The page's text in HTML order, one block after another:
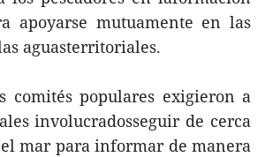
apoyarse mutuamente en las
aguasterritoriales.
comités populares exigieron a
involucradosseguir de cerca
mar para informar de manera